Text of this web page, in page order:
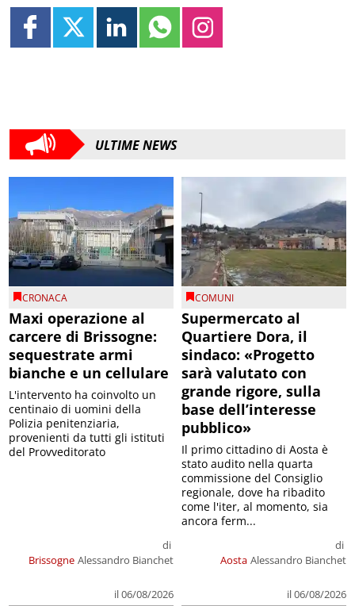
ULTIME NEWS
CRONACA
Maxi operazione al
carcere di Brissogne:
sequestrate armi
bianche e un cellulare
Brissogne
di
Alessandro Bianchet
il 06/08/2026
L'intervento ha coinvolto un
centinaio di uomini della
Polizia penitenziaria,
provenienti da tutti gli istituti
del Provveditorato
COMUNI
Supermercato al
Quartiere Dora, il
sindaco: «Progetto
sarà valutato con
grande rigore, sulla
base dell’interesse
pubblico»
Aosta
di
Alessandro Bianchet
il 06/08/2026
Il primo cittadino di Aosta è
stato audito nella quarta
commissione del Consiglio
regionale, dove ha ribadito
come l'iter, al momento, sia
ancora ferm...